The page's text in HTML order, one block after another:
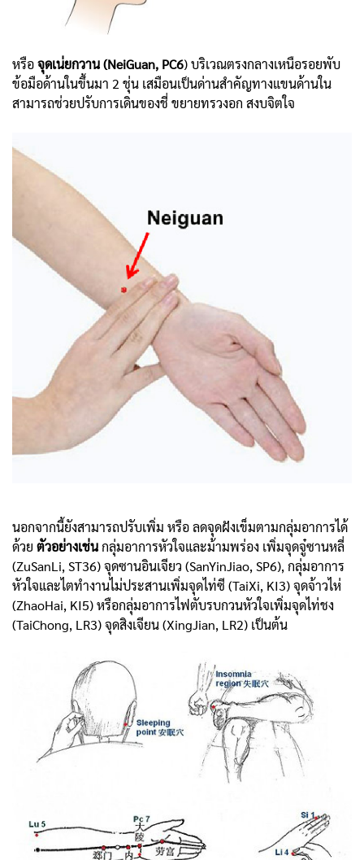
หรือจุดเน่ยกวาน (NeiGuan, PC6) บริเวณตรงกลางเหนือรอยพับ
ข้อมือด้านในขึ้นมา 2 ชุ่น เสมือนเป็นด่านสำคัญทางแขนด้านใน
สามารถช่วยปรับการเดินของชี่ ขยายทรวงอก สงบจิตใจ
นอกจากนี้ยังสามารถปรับเพิ่ม หรือ ลดจุดฝังเข็มตามกลุ่มอาการได้
ด้วย ตัวอย่างเช่นกลุ่มอาการหัวใจและม้ามพร่อง เพิ่มจุดจู๋ซานหลี่
(ZuSanLi, ST36) จุดซานอินเจียว (SanYinJiao, SP6), กลุ่มอาการ
หัวใจและไตทำงานไม่ประสานเพิ่มจุดไท่ซี (TaiXi, KI3) จุดจ้าวไห่
(ZhaoHai, KI5) หรือกลุ่มอาการไฟตับรบกวนหัวใจเพิ่มจุดไท่ชง
(TaiChong, LR3) จุดสิงเจียน (XingJian, LR2) เป็นต้น